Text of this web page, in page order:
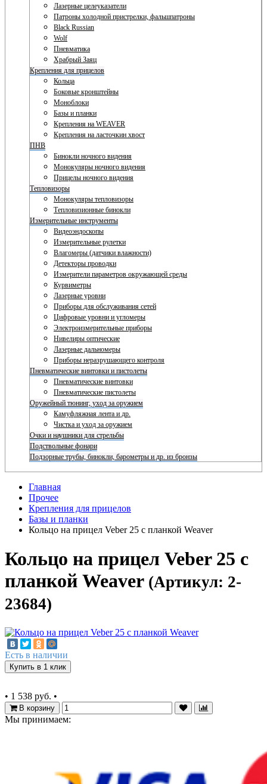
Лазерные целеуказатели
Патроны холодной пристрелки, фальшпатроны
Black Russian
Wolf
Пневматика
Храбрый Заяц
Крепления для прицелов
Кольца
Боковые кронштейны
Моноблоки
Базы и планки
Крепления на WEAVER
Крепления на ласточкин хвост
ПНВ
Бинокли ночного видения
Монокуляры ночного видения
Прицелы ночного видения
Тепловизоры
Монокуляры тепловизоры
Тепловизионные бинокли
Измерительные инструменты
Видеоэндоскопы
Измерительные рулетки
Влагомеры (датчики влажности)
Детекторы проводки
Измерители параметров окружающей среды
Курвиметры
Лазерные уровни
Приборы для обслуживания сетей
Цифровые уровни и угломеры
Электроизмерительные приборы
Нивелиры оптические
Лазерные дальномеры
Приборы неразрушающего контроля
Пневматические винтовки и пистолеты
Пневматические винтовки
Пневматические пистолеты
Оружейный тюнинг, уход за оружием
Камуфляжная лента и др.
Чистка и уход за оружием
Очки и наушники для стрельбы
Подствольные фонари
Подзорные трубы, бинокли, барометры и др. из бронзы
Главная
Прочее
Крепления для прицелов
Базы и планки
Кольцо на прицел Veber 25 с планкой Weaver
Кольцо на прицел Veber 25 с
планкой Weaver (Артикул: 2-
23684)
Есть в наличии
Купить в 1 клик
• 1 538 руб. •
В корзину
Мы принимаем: